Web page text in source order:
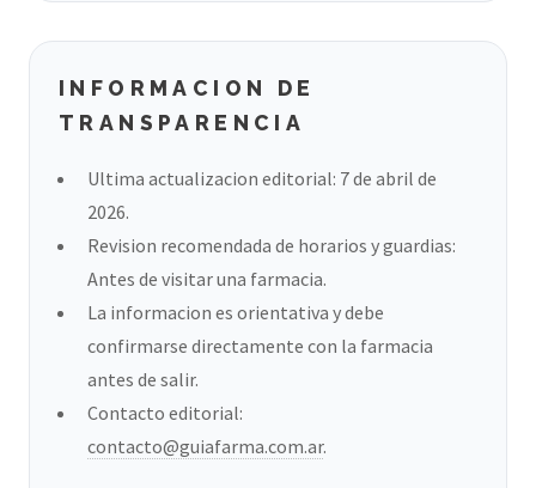
INFORMACION DE
TRANSPARENCIA
Ultima actualizacion editorial: 7 de abril de
2026.
Revision recomendada de horarios y guardias:
Antes de visitar una farmacia.
La informacion es orientativa y debe
confirmarse directamente con la farmacia
antes de salir.
Contacto editorial:
contacto@guiafarma.com.ar.